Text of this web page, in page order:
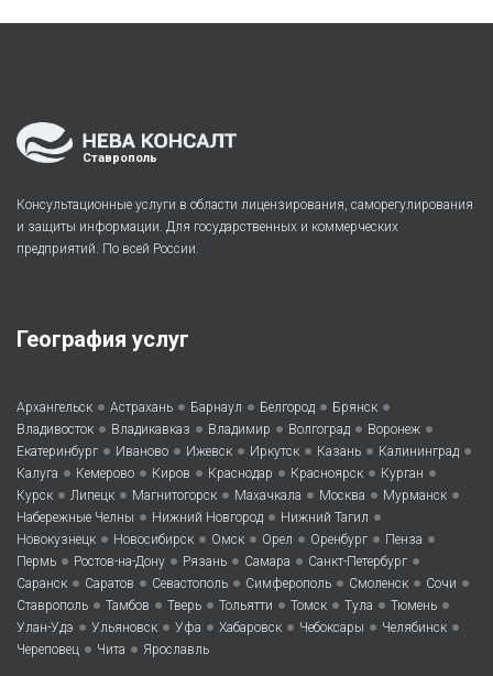
Ставрополь
Консультационные услуги в области лицензирования, саморегулирования
и защиты информации. Для государственных и коммерческих
предприятий. По всей России.
География услуг
Архангельск • Астрахань • Барнаул • Белгород • Брянск •
Владивосток • Владикавказ • Владимир • Волгоград • Воронеж •
Екатеринбург • Иваново • Ижевск • Иркутск • Казань • Калининград •
Калуга • Кемерово • Киров • Краснодар • Красноярск • Курган •
Курск • Липецк • Магнитогорск • Махачкала • Москва • Мурманск •
Набережные Челны • Нижний Новгород • Нижний Тагил •
Новокузнецк • Новосибирск • Омск • Орел • Оренбург • Пенза •
Пермь • Ростов-на-Дону • Рязань • Самара • Санкт-Петербург •
Саранск • Саратов • Севастополь • Симферополь • Смоленск • Сочи •
Ставрополь • Тамбов • Тверь • Тольятти • Томск • Тула • Тюмень •
Улан-Удэ • Ульяновск • Уфа • Хабаровск • Чебоксары • Челябинск •
Череповец • Чита • Ярославль